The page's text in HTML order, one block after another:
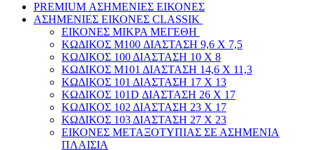
PREMIUM ΑΣΗΜΕΝΙΕΣ ΕΙΚΟΝΕΣ
ΑΣΗΜΕΝΙΕΣ ΕΙΚΟΝΕΣ CLASSIK
ΕΙΚΟΝΕΣ ΜΙΚΡΑ ΜΕΓΕΘΗ
ΚΩΔΙΚΟΣ M100 ΔΙΑΣΤΑΣΗ 9,6 Χ 7,5
ΚΩΔΙΚΟΣ 100 ΔΙΑΣΤΑΣΗ 10 Χ 8
ΚΩΔΙΚΟΣ Μ101 ΔΙΑΣΤΑΣΗ 14,6 Χ 11,3
ΚΩΔΙΚΟΣ 101 ΔΙΑΣΤΑΣΗ 17 Χ 13
ΚΩΔΙΚΟΣ 101D ΔΙΑΣΤΑΣΗ 26 Χ 17
ΚΩΔΙΚΟΣ 102 ΔΙΑΣΤΑΣΗ 23 Χ 17
ΚΩΔΙΚΟΣ 103 ΔΙΑΣΤΑΣΗ 27 Χ 23
ΕΙΚΟΝΕΣ ΜΕΤΑΞΟΤΥΠΙΑΣ ΣΕ ΑΣΗΜΕΝΙΑ
ΠΛΑΙΣΙΑ